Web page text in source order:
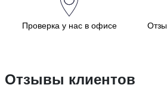
Проверка у нас в офисе
Отзывы клиентов